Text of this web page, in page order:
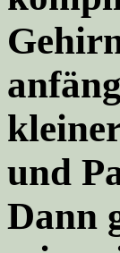
und
Dann